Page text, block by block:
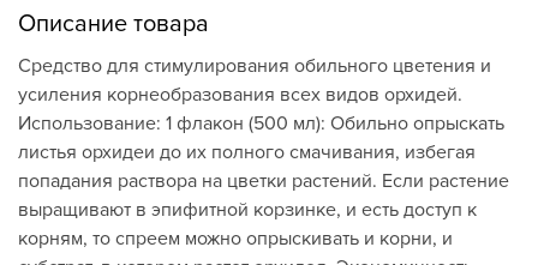
Описание товара
Средство для стимулирования обильного цветения и
усиления корнеобразования всех видов орхидей.
Использование: 1 флакон (500 мл): Обильно опрыскать
листья орхидеи до их полного смачивания, избегая
попадания раствора на цветки растений. Если растение
выращивают в эпифитной корзинке, и есть доступ к
корням, то спреем можно опрыскивать и корни, и